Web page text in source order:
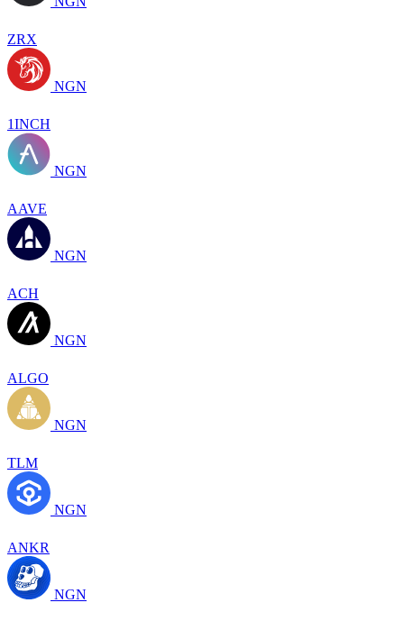
ZRX
NGN
1INCH
NGN
AAVE
NGN
ACH
NGN
ALGO
NGN
TLM
NGN
ANKR
NGN